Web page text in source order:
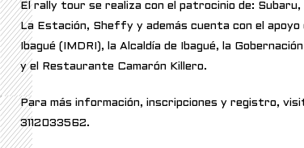
El rally tour se realiza con el patrocinio de:
La Estación, Sheffy y además cuenta con el
Ibagué (IMDRI), la Alcaldía de Ibagué, la
y el Restaurante Camarón Killero.
Para más información, inscripciones y registro,
3112033562.